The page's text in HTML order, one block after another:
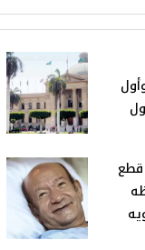
2026 وأول
قطع